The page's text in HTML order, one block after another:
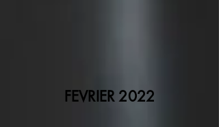
FEVRIER 2022